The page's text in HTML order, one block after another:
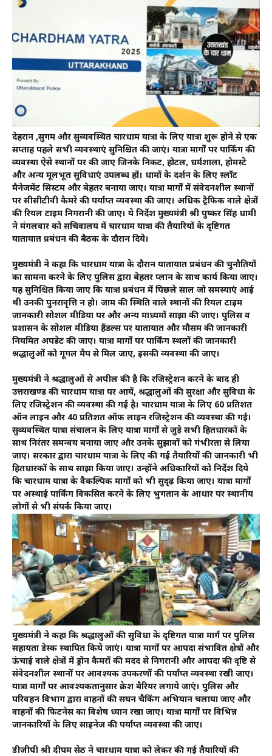
देहरादून ,सुगम और सुव्यवस्थित चारधाम यात्रा के लिए यात्रा शुरू होने से एक
सप्ताह पहले सभी व्यवस्थाएं सुनिश्चित की जाएं। यात्रा मार्गों पर पार्किंग की
व्यवस्था ऐसे स्थानों पर की जाए जिनके निकट, होटल, धर्मशाला, होमस्टे
और अन्य मूलभूत सुविधाएं उपलब्ध हों। धामों के दर्शन के लिए स्लॉट
मैनेजमेंट सिस्टम और बेहतर बनाया जाए। यात्रा मार्गों में संवेदनशील स्थानों
पर सीसीटीवी कैमरे की पर्याप्त व्यवस्था की जाए। अधिक ट्रैफिक वाले क्षेत्रों
की रियल टाइम निगरानी की जाए। ये निर्देश मुख्यमंत्री श्री पुष्कर सिंह धामी
ने मंगलवार को सचिवालय में चारधाम यात्रा की तैयारियों के दृष्टिगत
यातायात प्रबंधन की बैठक के दौरान दिये।
मुख्यमंत्री ने कहा कि चारधाम यात्रा के दौरान यातायात प्रबंधन की चुनौतियों
का सामना करने के लिए पुलिस द्वारा बेहतर प्लान के साथ कार्य किया जाए।
यह सुनिश्चित किया जाए कि यात्रा प्रबंधन में पिछले साल जो समस्याएं आई
थी उनकी पुनरावृत्ति न हो। जाम की स्थिति वाले स्थानों की रियल टाइम
जानकारी सोशल मीडिया पर और अन्य माध्यमों साझा की जाए। पुलिस व
प्रशासन के सोशल मीडिया हैंडल्स पर यातायात और मौसम की जानकारी
नियमित अपडेट की जाए। यात्रा मार्गों पर पार्किंग स्थलों की जानकारी
श्रद्धालुओं को गूगल मैप से मिल जाए, इसकी व्यवस्था की जाए।
मुख्यमंत्री ने श्रद्धालुओं से अपील की है कि रजिस्ट्रेशन करने के बाद ही
उत्तराखण्ड की चारधाम यात्रा पर आयें, श्रद्धालुओं की सुरक्षा और सुविधा के
लिए रजिस्ट्रेशन की व्यवस्था की गई है। चारधाम यात्रा के लिए 60 प्रतिशत
ऑन लाइन और 40 प्रतिशत ऑफ लाइन रजिस्ट्रेशन की व्यवस्था की गई।
सुव्यवस्थित यात्रा संचालन के लिए यात्रा मार्गों से जुड़े सभी हितधारकों के
साथ निरंतर समन्वय बनाया जाए और उनके सुझावों को गंभीरता से लिया
जाए। सरकार द्वारा चारधाम यात्रा के लिए की गई तैयारियों की जानकारी भी
हितधारकों के साथ साझा किया जाए। उन्होंने अधिकारियों को निर्देश दिये
कि चारधाम यात्रा के वैकल्पिक मार्गों को भी सुदृढ़ किया जाए। यात्रा मार्गों
पर अस्थाई पार्किंग विकसित करने के लिए भुगतान के आधार पर स्थानीय
लोगों से भी संपर्क किया जाए।
मुख्यमंत्री ने कहा कि श्रद्धालुओं की सुविधा के दृष्टिगत यात्रा मार्ग पर पुलिस
सहायता डेस्क स्थापित किये जाएं। यात्रा मार्गों पर आपदा संभावित क्षेत्रों और
ऊंचाई वाले क्षेत्रों में ड्रोन कैमरों की मदद से निगरानी और आपदा की दृष्टि से
संवेदनशील स्थानों पर आवश्यक उपकरणों की पर्याप्त व्यवस्था रखी जाए।
यात्रा मार्गों पर आवश्यकतानुसार क्रेश बैरियर लगाये जाएं। पुलिस और
परिवहन विभाग द्वारा वाहनों की सघन चैकिंग अभियान चलाया जाए और
वाहनों की फिटनेस का विशेष ध्यान रखा जाए। यात्रा मार्गों पर विभिन्न
जानकारियों के लिए साइनेज की पर्याप्त व्यवस्था की जाए।
डीजीपी श्री दीपम सेठ ने चारधाम यात्रा को लेकर की गई तैयारियों की